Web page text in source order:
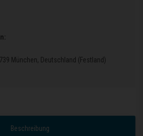
München, Deutschland (Festland)
Beschreibung